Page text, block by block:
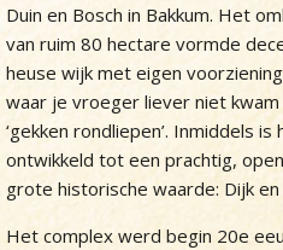
Duin en Bosch in Bakkum. Het
van ruim 80 hectare vormde
heuse wijk met eigen
waar je vroeger liever niet
‘gekken rondliepen’. Inmiddels
ontwikkeld tot een prachtig,
grote historische waarde: Dijk en
Het complex werd begin 20e